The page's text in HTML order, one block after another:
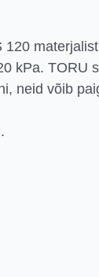
kPa. TORU
neid võib